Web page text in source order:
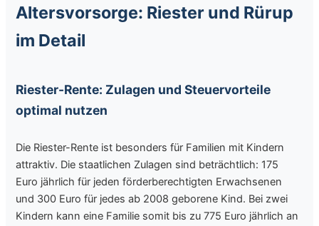
Altersvorsorge: Riester und Rürup
im Detail
Riester-Rente: Zulagen und Steuervorteile
optimal nutzen
Die Riester-Rente ist besonders für Familien mit Kindern
attraktiv. Die staatlichen Zulagen sind beträchtlich: 175
Euro jährlich für jeden förderberechtigten Erwachsenen
und 300 Euro für jedes ab 2008 geborene Kind. Bei zwei
Kindern kann eine Familie somit bis zu 775 Euro jährlich an